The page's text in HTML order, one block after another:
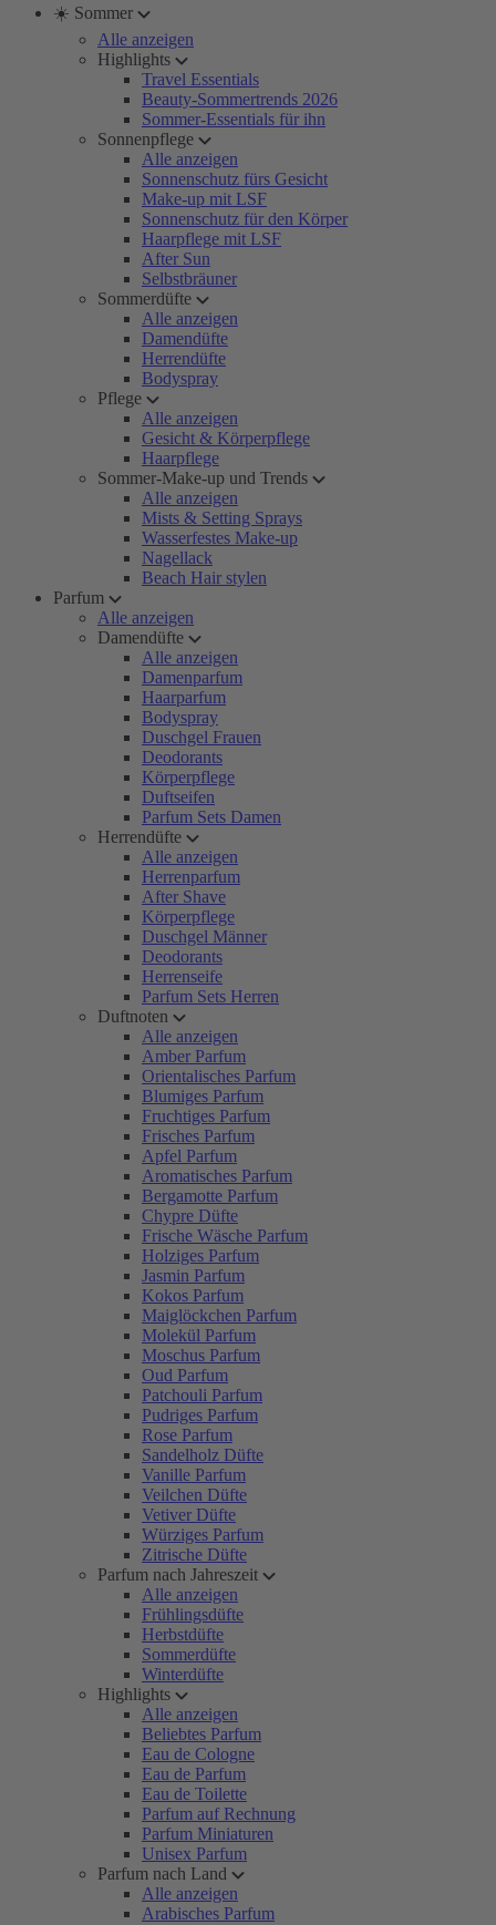
☀️ Sommer
Alle anzeigen
Highlights
Travel Essentials
Beauty-Sommertrends 2026
Sommer-Essentials für ihn
Sonnenpflege
Alle anzeigen
Sonnenschutz fürs Gesicht
Make-up mit LSF
Sonnenschutz für den Körper
Haarpflege mit LSF
After Sun
Selbstbräuner
Sommerdüfte
Alle anzeigen
Damendüfte
Herrendüfte
Bodyspray
Pflege
Alle anzeigen
Gesicht & Körperpflege
Haarpflege
Sommer-Make-up und Trends
Alle anzeigen
Mists & Setting Sprays
Wasserfestes Make-up
Nagellack
Beach Hair stylen
Parfum
Alle anzeigen
Damendüfte
Alle anzeigen
Damenparfum
Haarparfum
Bodyspray
Duschgel Frauen
Deodorants
Körperpflege
Duftseifen
Parfum Sets Damen
Herrendüfte
Alle anzeigen
Herrenparfum
After Shave
Körperpflege
Duschgel Männer
Deodorants
Herrenseife
Parfum Sets Herren
Duftnoten
Alle anzeigen
Amber Parfum
Orientalisches Parfum
Blumiges Parfum
Fruchtiges Parfum
Frisches Parfum
Apfel Parfum
Aromatisches Parfum
Bergamotte Parfum
Chypre Düfte
Frische Wäsche Parfum
Holziges Parfum
Jasmin Parfum
Kokos Parfum
Maiglöckchen Parfum
Molekül Parfum
Moschus Parfum
Oud Parfum
Patchouli Parfum
Pudriges Parfum
Rose Parfum
Sandelholz Düfte
Vanille Parfum
Veilchen Düfte
Vetiver Düfte
Würziges Parfum
Zitrische Düfte
Parfum nach Jahreszeit
Alle anzeigen
Frühlingsdüfte
Herbstdüfte
Sommerdüfte
Winterdüfte
Highlights
Alle anzeigen
Beliebtes Parfum
Eau de Cologne
Eau de Parfum
Eau de Toilette
Parfum auf Rechnung
Parfum Miniaturen
Unisex Parfum
Parfum nach Land
Alle anzeigen
Arabisches Parfum